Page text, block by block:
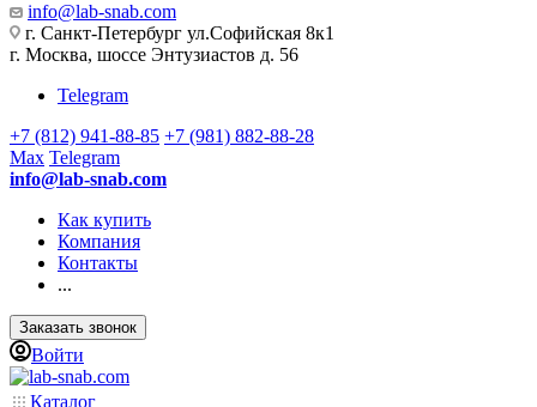
info@lab-snab.com
г. Санкт-Петербург ул.Софийская 8к1
г. Москва, шоссе Энтузиастов д. 56
Telegram
+7 (812) 941-88-85 +7 (981) 882-88-28
Max Telegram
info@lab-snab.com
Как купить
Компания
Контакты
...
Заказать звонок
Войти
Каталог